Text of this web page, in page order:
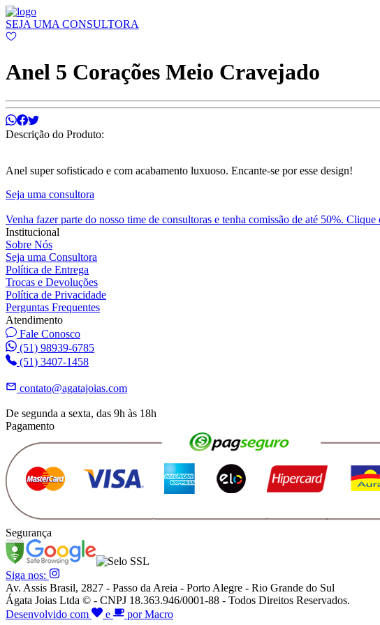
SEJA UMA CONSULTORA
Anel 5 Corações Meio Cravejado
Descrição do Produto:
Anel super sofisticado e com acabamento luxuoso. Encante-se por esse design!
Seja uma consultora
Venha fazer parte do nosso time de consultoras e tenha comissão de até 50%. Clique
Institucional
Sobre Nós
Seja uma Consultora
Política de Entrega
Trocas e Devoluções
Política de Privacidade
Perguntas Frequentes
Atendimento
Fale Conosco
(51) 98939-6785
(51) 3407-1458
contato@agatajoias.com
De segunda a sexta, das 9h às 18h
Pagamento
Segurança
Siga nos:
Av. Assis Brasil, 2827 - Passo da Areia - Porto Alegre - Rio Grande do Sul
Ágata Joias Ltda © - CNPJ 18.363.946/0001-88 - Todos Direitos Reservados.
Desenvolvido com
e por Macro